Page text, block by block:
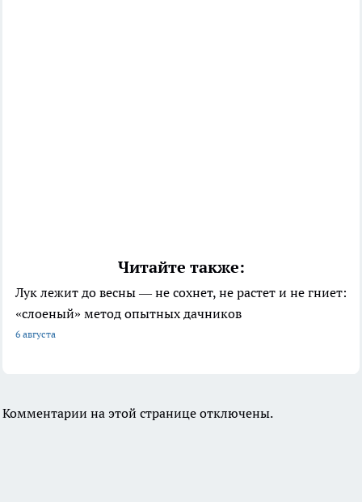
Читайте также:
Лук лежит до весны — не сохнет, не растет и не гниет:
«слоеный» метод опытных дачников
6 августа
Комментарии на этой странице отключены.